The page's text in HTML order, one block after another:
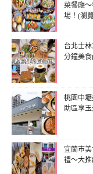
菜餐廳
場！(瀏
台北士
分鐘美
桃園中
助區享
宜蘭市
禮～大推